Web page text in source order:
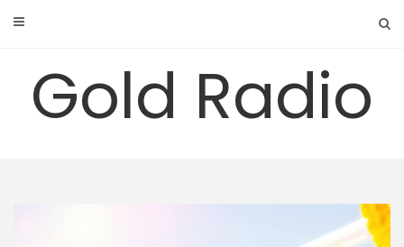
Gold Radio